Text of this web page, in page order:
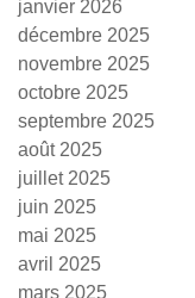
janvier 2026
décembre 2025
novembre 2025
octobre 2025
septembre 2025
août 2025
juillet 2025
juin 2025
mai 2025
avril 2025
mars 2025